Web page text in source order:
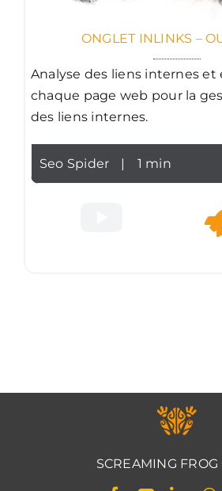
ONGLET INLINKS –
Analyse des liens internes et
chaque page web pour la
des liens internes.
Seo Spider 1 min
SCREAMING FROG